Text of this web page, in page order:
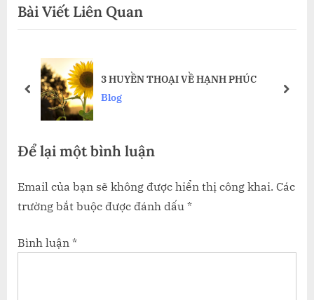
s
P
t
P
o
t
:
Bài Viết Liên Quan
3 HUYỀN THOẠI VỀ HẠNH PHÚC
Blog
prev next
Để lại một bình luận
Email của bạn sẽ không được hiển thị công khai. Các
trường bắt buộc được đánh dấu *
Bình luận *